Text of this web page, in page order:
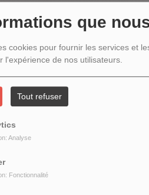
que
cookies pour fournir les services et
l'expérience de nos utilisateurs.
Tout refuser
Analyse
Fonctionnalité